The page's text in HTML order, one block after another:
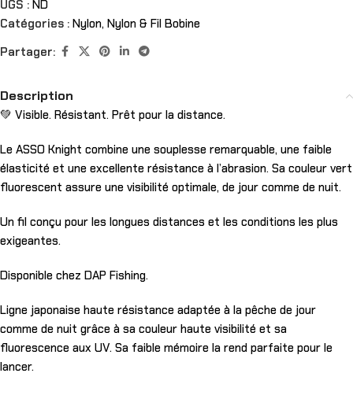
UGS : ND
Catégories : Nylon, Nylon & Fil Bobine
Partager:
Description
💚 Visible. Résistant. Prêt pour la distance.
Le ASSO Knight combine une souplesse remarquable, une faible
élasticité et une excellente résistance à l’abrasion. Sa couleur vert
fluorescent assure une visibilité optimale, de jour comme de nuit.
Un fil conçu pour les longues distances et les conditions les plus
exigeantes.
Disponible chez DAP Fishing.
Ligne japonaise haute résistance adaptée à la pêche de jour
comme de nuit grâce à sa couleur haute visibilité et sa
fluorescence aux UV. Sa faible mémoire la rend parfaite pour le
lancer.